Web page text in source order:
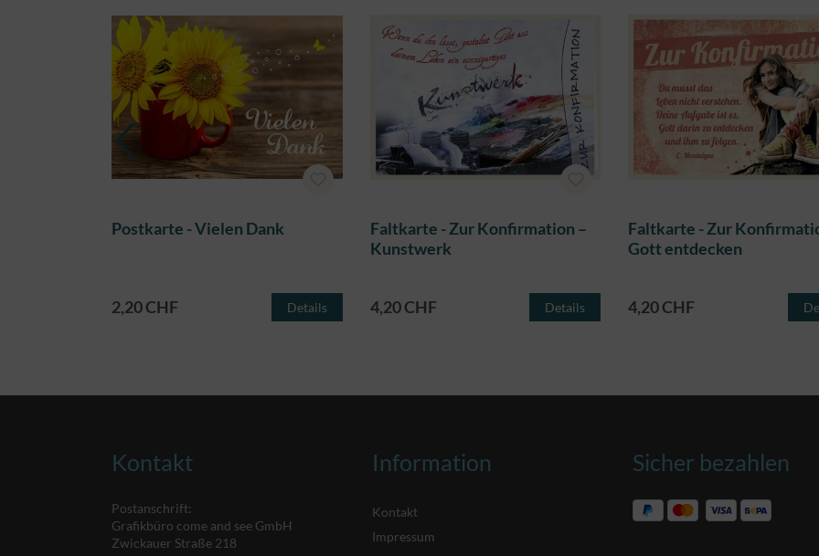
Postkarte - Vielen Dank
2,20 CHF Details
Faltkarte - Zur Konfirmation –
Kunstwerk
4,20 CHF Details
Faltkarte - Zur
Gott entdecken
4,20 CHF
Kontakt
Postanschrift:
Grafikbüro come and see GmbH
Zwickauer Straße 218
Information
Kontakt
Impressum
Sicher bezahlen